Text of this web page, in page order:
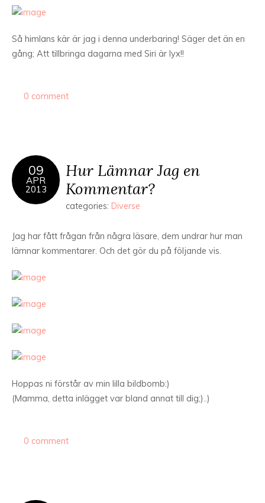
Så himlans kär är jag i denna underbaring! Säger det än en
gång; Att tillbringa dagarna med Siri är lyx!!
0 comment
09
APR
2013
Hur Lämnar Jag en
Kommentar?
categories: Diverse
Jag har fått frågan från några läsare, dem undrar hur man
lämnar kommentarer. Och det gör du på följande vis.
Hoppas ni förstår av min lilla bildbomb:)
(Mamma, detta inlägget var bland annat till dig;)..)
0 comment